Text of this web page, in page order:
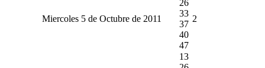
Miercoles 5 de Octubre de 2011
26
33
37
40
47
2
13